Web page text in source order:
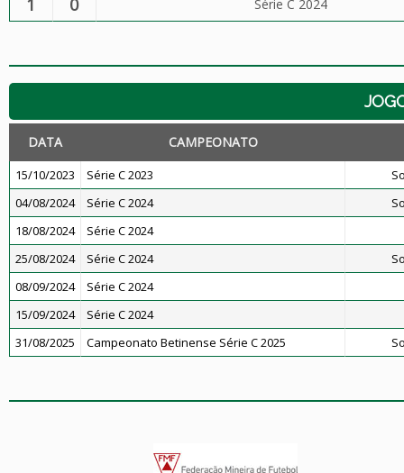
1 0 Série C 2024
DATA CAMPEONATO
15/10/2023 Série C 2023
04/08/2024
Série C 2024
18/08/2024
Série C 2024
25/08/2024
Série C 2024
08/09/2024
Série C 2024
15/09/2024
Série C 2024
31/08/2025
Campeonato Betinense Série C 2025